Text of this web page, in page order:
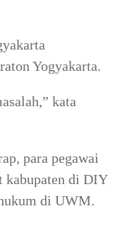
Yogyakarta.
kata
para pegawai
kabupaten di DIY
di UWM.